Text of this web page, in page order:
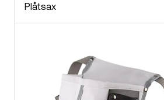
Plåtsax